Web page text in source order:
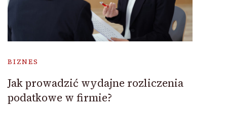
BIZNES
Jak prowadzić wydajne rozliczenia
podatkowe w firmie?